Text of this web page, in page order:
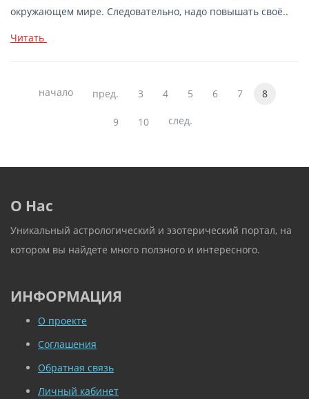
окружающем мире. Следовательно, надо повышать своё..
Читать
начало пред. 3 4 5 6 7 8
9 10 след.
О Нас
Уникальный астрологический и эзотерический портал, на
котором вы найдете много ползного и интересного.
ИНФОРМАЦИЯ
О проекте
Соглашения
Обратная связь
Личный кабинет